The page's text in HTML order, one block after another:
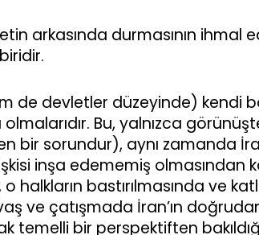
arkasında durmasının ihmal
de devletler düzeyinde) kendi
Bu, yalnızca
bir sorundur), aynı zamanda
inşa edememiş olmasından
bastırılmasında ve
ve çatışmada İran’ın
temelli bir perspektiften